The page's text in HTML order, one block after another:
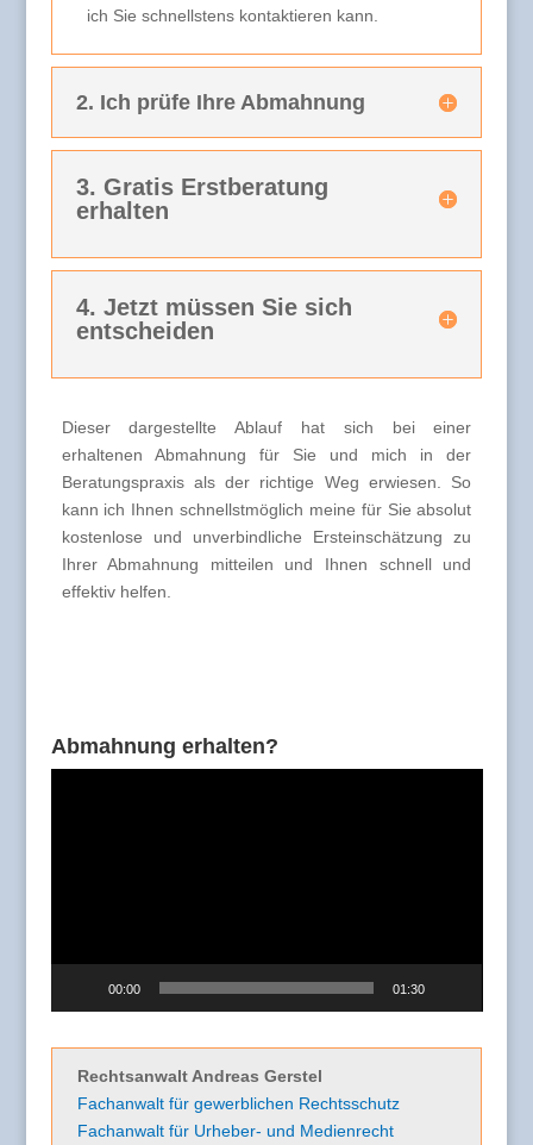
ich Sie schnellstens kontaktieren kann.
2. Ich prüfe Ihre Abmahnung
3. Gratis Erstberatung
erhalten
4. Jetzt müssen Sie sich
entscheiden
Dieser dargestellte Ablauf hat sich bei einer
erhaltenen Abmahnung für Sie und mich in der
Beratungspraxis als der richtige Weg erwiesen. So
kann ich Ihnen schnellstmöglich meine für Sie absolut
kostenlose und unverbindliche Ersteinschätzung zu
Ihrer Abmahnung mitteilen und Ihnen schnell und
effektiv helfen.
Abmahnung erhalten?
00:00 01:30
Rechtsanwalt Andreas Gerstel
Fachanwalt für gewerblichen Rechtsschutz
Fachanwalt für Urheber- und Medienrecht